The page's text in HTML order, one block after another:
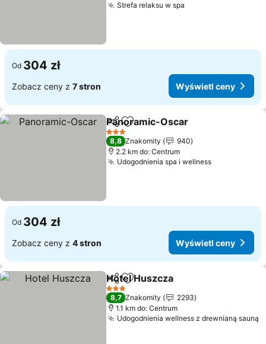
Strefa relaksu w spa
Od 304 zł
Zobacz ceny z 7 stron Wyświetl ceny
Udostępnij
Dodaj do ulubionych
Panoramic-Oscar
3 Kategoria
8,8 Znakomity
940
2.2 km do: Centrum
Udogodnienia spa i wellness
Od 304 zł
Zobacz ceny z 4 stron Wyświetl ceny
Udostępnij
Dodaj do ulubionych
Hotel Huszcza
3 Kategoria
8,7 Znakomity
2293
1.1 km do: Centrum
Udogodnienia wellness z drewnianą sauną